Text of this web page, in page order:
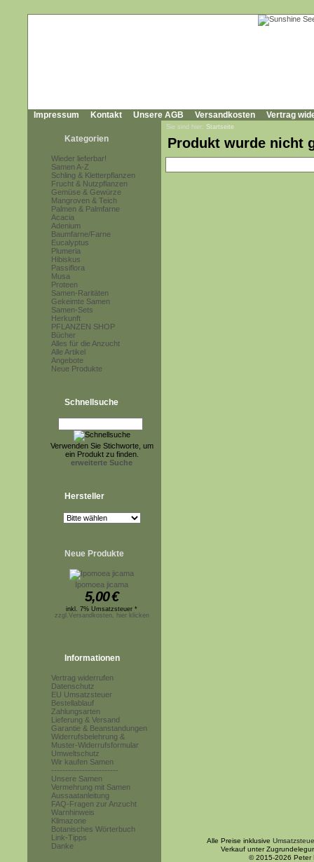
Impressum Kontakt Unsere AGB Versandkosten Vertrag
Kategorien
Wieder lieferbar!
Samen A-Z
Schling & Kletterpflanzen
Frucht & Nutzpflanzen
Gemüse & Gewürze
Mangroven & Teich
Palmen & Palmfarne
Acacia
Adenium
Baumfarne/Farne
Eucalyptus
Plumeria
Hibiskus
Passiflora
Musa
Proteen
Samen-Raritäten
Gekeimte Samen
Samen-Sets
Herkunft
PFLANZEN SHOP
Bücher
Alles für die Anzucht
Alle Artikel
Angebote
Neue Produkte
Schnellsuche
Verwenden Sie Stichworte, um
ein Produkt zu finden.
erweiterte Suche
Hersteller
Neue Produkte
Ipomoea jicama
5,00€
inkl. 7% Umsatzsteuer *
zzgl.Versandkosten, hier klicken
Informationen
Vertrag widerrufen
Datenschutz
EU Umsatzsteuer
Bestellablauf
Zahlungsarten
Lieferung & Versand
Garantie & Beanstandungen
Widerrufsbelehrung &
Muster-Widerrufsformular
Umweltschutz
Wir kaufen Samen
------------------------
Unsere Samen
Vermehrung mit Samen
Aussaatanleitung
FAQ-Fragen zur Anzucht
Warnhinweis
Klimazone
Botanisches Wörterbuch
Link-Tipps
Danke
Sie sind hier: Startseite
Produkt wurde nicht
Alle Preise inklusive
Verkauf unter
© 2015-2026 Peter